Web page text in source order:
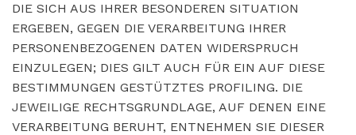
DIE SICH AUS IHRER BESONDEREN SITUATION
ERGEBEN, GEGEN DIE VERARBEITUNG IHRER
PERSONENBEZOGENEN DATEN WIDERSPRUCH
EINZULEGEN; DIES GILT AUCH FÜR EIN AUF DIESE
BESTIMMUNGEN GESTÜTZTES PROFILING. DIE
JEWEILIGE RECHTSGRUNDLAGE, AUF DENEN EINE
VERARBEITUNG BERUHT, ENTNEHMEN SIE DIESER